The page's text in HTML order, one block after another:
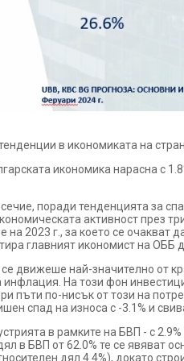
в икономиката на
икономика нарасна с
поради тенденцията за
активност през
2023 г., за което се очакват
главният икономист на ОББ
движеше най-значително от
На този фон
пъти по-нисък от този на
спад на износа с -3.1% и
в рамките на БВП - с
в БВП от 62.0% те се явяват
дял 4.4%), докато